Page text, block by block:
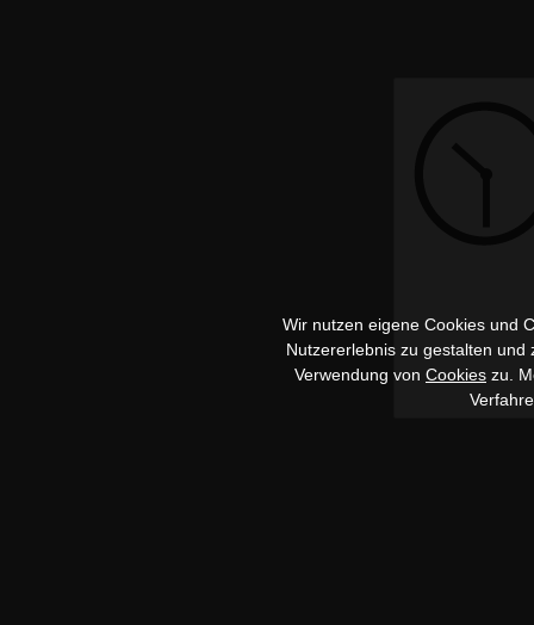
Wir nutzen eigene Cookies und
Nutzererlebnis zu gestalten
Verwendung von Cookies zu.